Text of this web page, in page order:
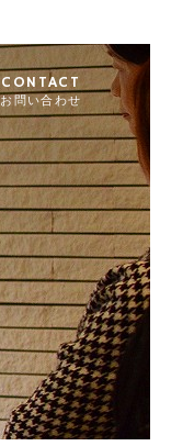
CONTACT
お問い合わせ